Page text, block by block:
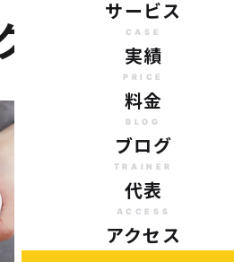
サービス
CASE
実績
PRICE
料金
BLOG
ブログ
TRAINER
代表
ACCESS
アクセス
：食生活